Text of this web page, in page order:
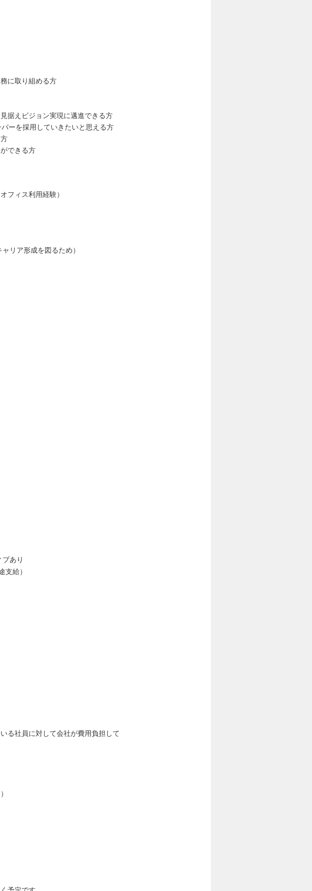
に取り組める方
据えビジョン実現に邁進できる方
ーを採用していきたいと思える方
できる方
フィス利用経験）
リア形成を図るため）
あり
支給）
る社員に対して会社が費用負担して
）